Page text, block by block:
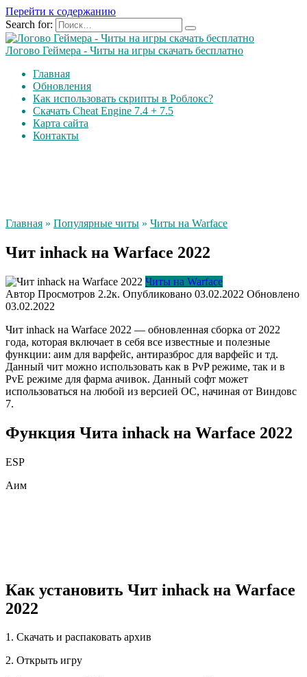
Перейти к содержанию
Search for:
Логово Геймера - Читы на игры скачать бесплатно
Главная
Обновления
Как использовать скрипты в Роблокс?
Скачать Cheat Engine 7.4 + 7.5
Карта сайта
Контакты
Главная » Популярные читы » Читы на Warface
Чит inhack на Warface 2022
Читы на Warface
Автор Просмотров 2.2к. Опубликовано 03.02.2022 Обновлено
03.02.2022
Чит inhack на Warface 2022 — обновленная сборка от 2022
года, которая включает в себя все известные и полезные
функции: аим для варфейс, антиразброс для варфейс и тд.
Данный чит можно использовать как в PvP режиме, так и в
PvE режиме для фарма ачивок. Данный софт может
использоваться на любой из версией ОС, начиная от Виндовс
7.
Функция Чита inhack на Warface 2022
ESP
Аим
Как установить Чит inhack на Warface
2022
1. Скачать и распаковать архив
2. Открыть игру